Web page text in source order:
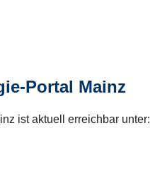
Portal Mainz
ist aktuell erreichbar unter: